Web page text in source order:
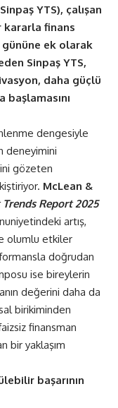
YTS), çalışan
kararla finans
ek olarak
Sinpaş YTS,
daha güçlü
dengesiyle
deneyimini
gözeten
McLean &
Report 2025
artış,
olumlu etkiler
doğrudan
ise bireylerin
değerini daha da
birikiminden
finansman
bir yaklaşım
başarının